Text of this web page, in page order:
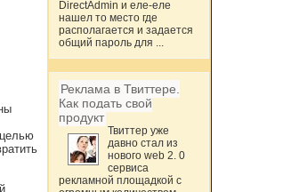
DirectAdmin и еле-еле
нашел то место где
располагается и задается
общий пароль для ...
Реклама в Твиттере.
Как подать свой
продукт
Твиттер уже
давно стал из
нового web 2. 0
сервиса
рекламной площадкой с